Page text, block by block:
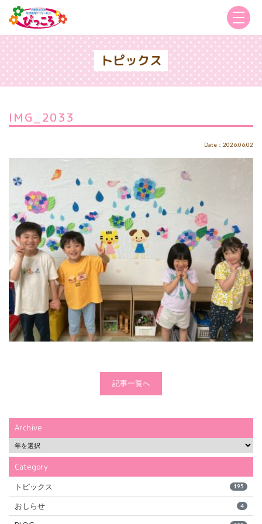
トピックス
IMG_2033
Date：2026.06.02
記事一覧へ
Archive
Category
トピックス 195
おしらせ 4